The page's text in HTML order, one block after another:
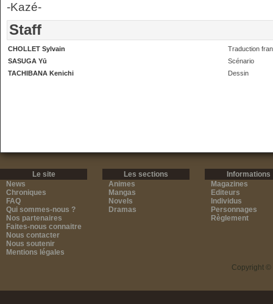
-Kazé-
Staff
CHOLLET Sylvain
Traduction
SASUGA Yū
Scénario
TACHIBANA Kenichi
Dessin
Le site
News
Chroniques
FAQ
Qui sommes-nous ?
Nos partenaires
Faites-nous connaitre
Nous contacter
Nous soutenir
Mentions légales
Les sections
Animes
Mangas
Novels
Dramas
Informations
Magazines
Editeurs
Individus
Personnages
Règlement
Copyright ©